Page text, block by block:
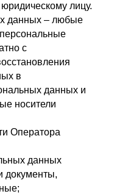
лицу.
данных – любые
с
в
данных и
носители
Оператора
данных
документы,